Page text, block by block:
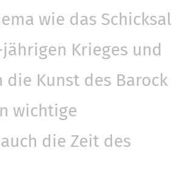
wie das Schicksal
Krieges und
Kunst des Barock
wichtige
die Zeit des